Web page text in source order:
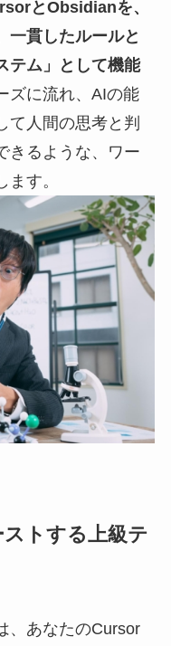
とObsidianを、
一貫したルールと
テム」として機能
ズに流れ、AIの能
て人間の思考と判
きるような、ワー
す。
トする上級テ
、あなたのCursor